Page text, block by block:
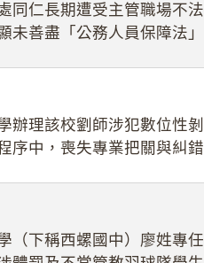
同仁長期遭受主管職場不法
善盡「公務人員保障法」
辦理該校劉師涉犯數位性剝
序中，喪失專業把關與糾錯
（下稱西螺國中）廖姓專任